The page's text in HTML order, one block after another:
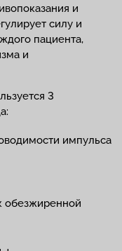
и
силу и
пациента,
и
3
импульса
обезжиренной